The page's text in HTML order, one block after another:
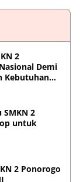
2
Demi
Kebutuhan
SMKN 2
untuk
2 Ponorogo